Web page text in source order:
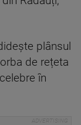
plânsul
de rețeta
în